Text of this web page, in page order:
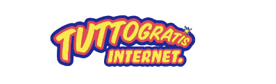
contenuto